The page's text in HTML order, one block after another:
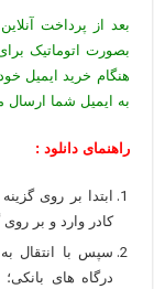
بعد از پرداخت
بصورت اتوماتیک
هنگام خرید ایمیل
به ایمیل شما
راهنمای دانلود :
ابتدا بر روی
کادر وارد و بر روی
سپس با انتقال
درگاه های